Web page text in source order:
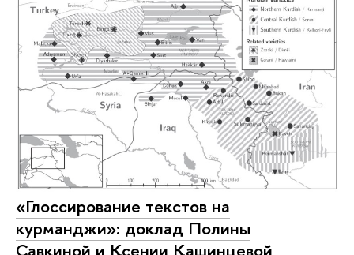
«Глоссирование текстов на
курманджи»: доклад Полины